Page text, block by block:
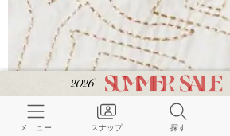
メニュー スナップ 探す